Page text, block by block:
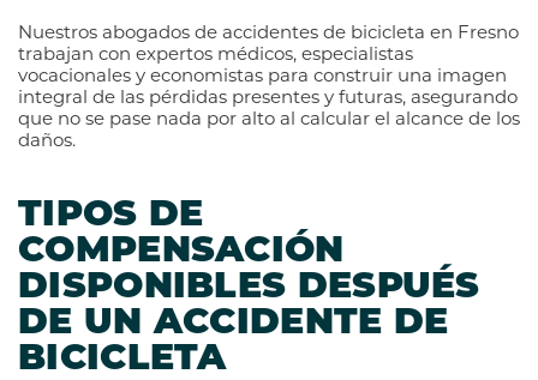
Nuestros abogados de accidentes de bicicleta en Fresno
trabajan con expertos médicos, especialistas
vocacionales y economistas para construir una imagen
integral de las pérdidas presentes y futuras, asegurando
que no se pase nada por alto al calcular el alcance de los
daños.
TIPOS DE
COMPENSACIÓN
DISPONIBLES DESPUÉS
DE UN ACCIDENTE DE
BICICLETA